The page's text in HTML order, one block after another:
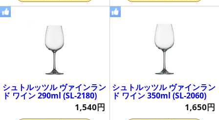
シュトルッツル ヴァインラン
ド ワイン 290ml (SL-2180)
1,540円
シュトルッツル ヴァインラン
ド ワイン 350ml (SL-2060)
1,650円